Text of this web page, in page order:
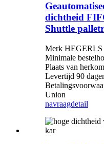
dichtheid
Shuttle
Merk HEGERLS
Minimale
Plaats van
Levertijd 90
Union
navraagdetail